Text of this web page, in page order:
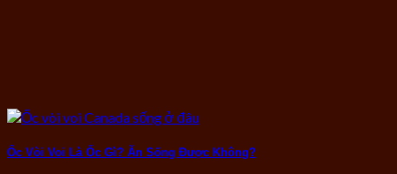
Ốc Vòi Voi Là Ốc Gì? Ăn Sống Được Không?